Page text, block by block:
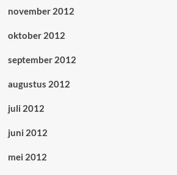
november 2012
oktober 2012
september 2012
augustus 2012
juli 2012
juni 2012
mei 2012